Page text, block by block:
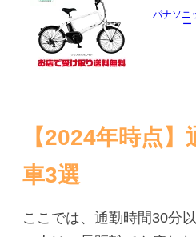
パナソニ
ー
【2024年時点
車3選
ここでは、通勤時間30分